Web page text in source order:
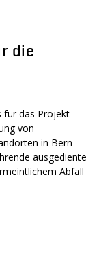
die
für das Projekt
von
in Bern
ausgediente
Abfall